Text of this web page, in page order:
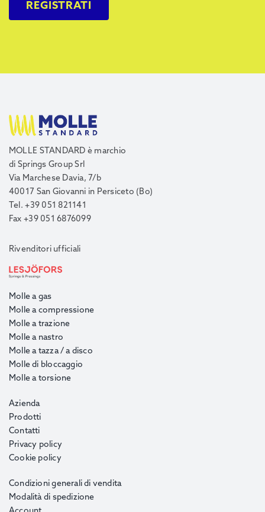
REGISTRATI
MOLLE STANDARD è marchio
di Springs Group Srl
Via Marchese Davia, 7/b
40017 San Giovanni in Persiceto (Bo)
Tel. +39 051 821141
Fax +39 051 6876099
Rivenditori ufficiali
Molle a gas
Molle a compressione
Molle a trazione
Molle a nastro
Molle a tazza / a disco
Molle di bloccaggio
Molle a torsione
Azienda
Prodotti
Contatti
Privacy policy
Cookie policy
Condizioni generali di vendita
Modalità di spedizione